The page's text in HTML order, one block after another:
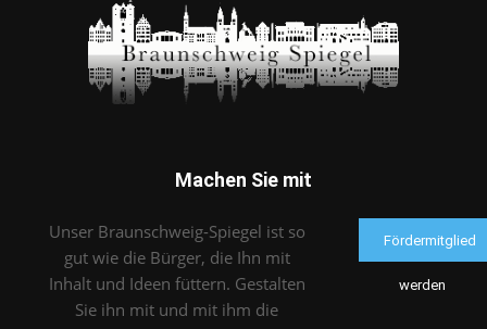
Machen Sie mit
Unser Braunschweig-Spiegel ist so
gut wie die Bürger, die Ihn mit
Inhalt und Ideen füttern. Gestalten
Sie ihn mit und mit ihm die
Fördermitglied
werden